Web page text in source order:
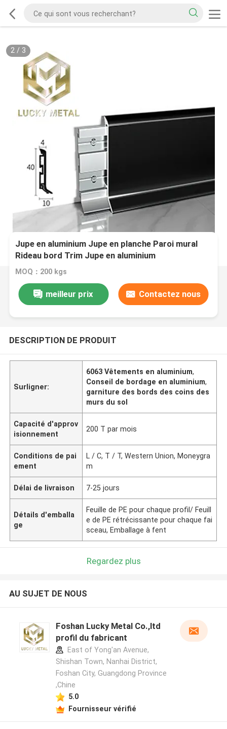
2/ 3
Jupe en aluminium Jupe en planche Paroi mural
Rideau bord Trim Jupe en aluminium
MOQ：200 kgs
meilleur prix Contactez nous
DESCRIPTION DE PRODUIT
Surligner:
6063 Vêtements en aluminium,
Conseil de bordage en aluminium,
garniture des bords des coins des
murs du sol
Capacité d'approv
isionnement
200 T par mois
Conditions de pai
ement
L / C, T / T, Western Union, Moneygra
m
Délai de livraison 7-25 jours
Détails d'emballa
ge
Feuille de PE pour chaque profil/ Feuill
e de PE rétrécissante pour chaque fai
sceau, Emballage à fent
Regardez plus
AU SUJET DE NOUS
Foshan Lucky Metal Co.,ltd
profil du fabricant
East of Yong'an Avenue,
Shishan Town, Nanhai District,
Foshan City, Guangdong Province
,Chine
5.0
Fournisseur vérifié